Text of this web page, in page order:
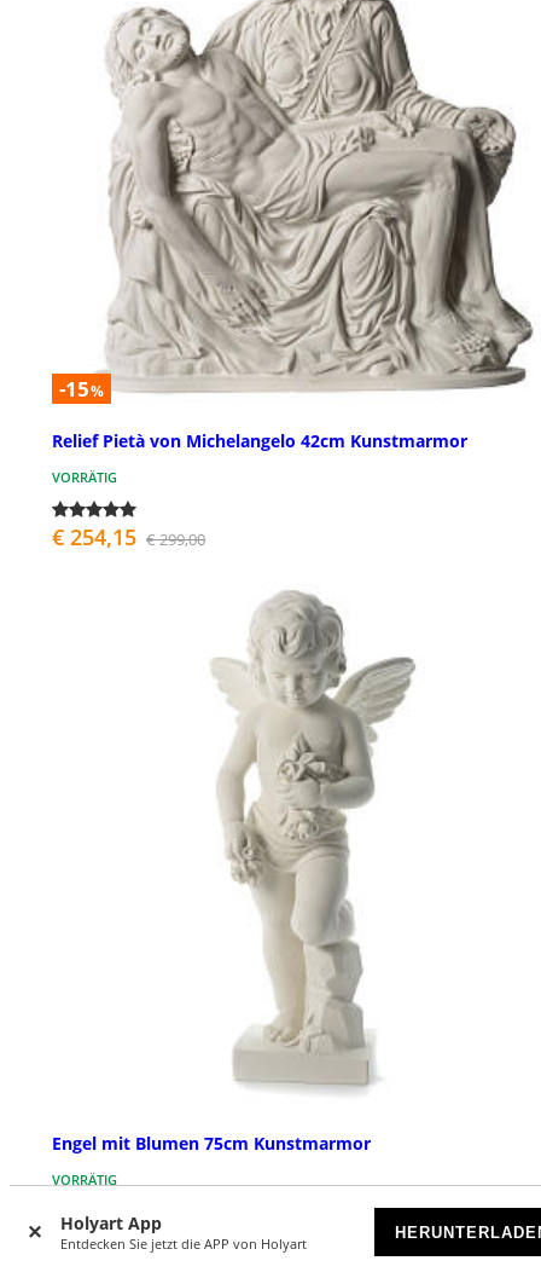
Holyart App
Entdecken Sie jetzt die APP von Holyart
-15%
Relief Pietà von Michelangelo 42cm Kunstmarmor
VORRÄTIG
€ 254,15 € 299,00
Engel mit Blumen 75cm Kunstmarmor
VORRÄTIG
€ 599,00